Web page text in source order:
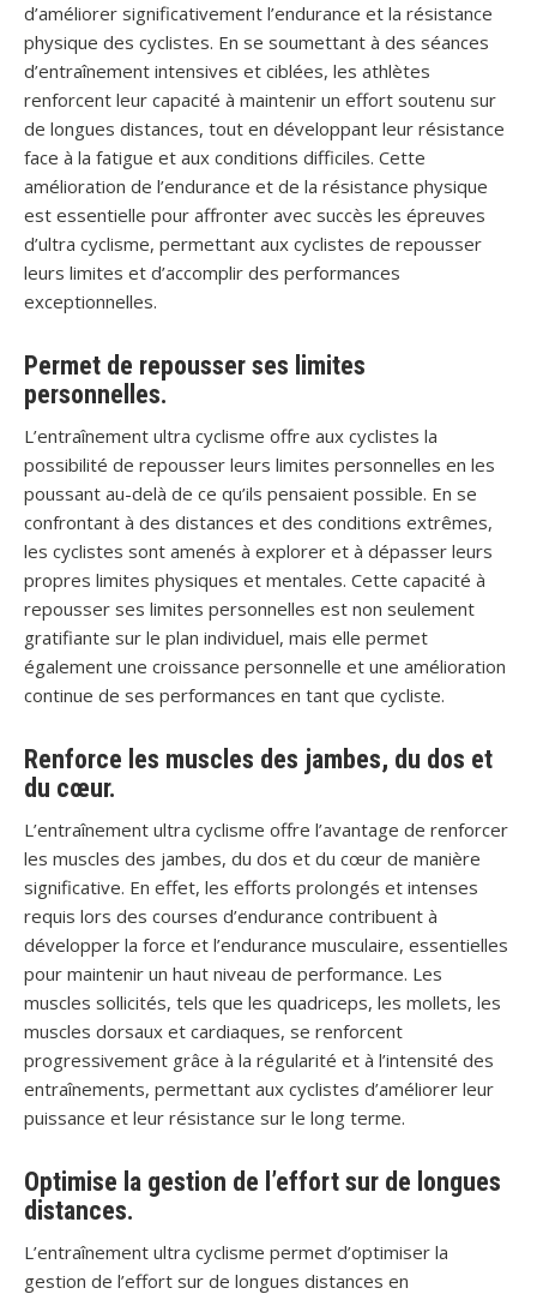
d’améliorer significativement l’endurance et la résistance
physique des cyclistes. En se soumettant à des séances
d’entraînement intensives et ciblées, les athlètes
renforcent leur capacité à maintenir un effort soutenu sur
de longues distances, tout en développant leur résistance
face à la fatigue et aux conditions difficiles. Cette
amélioration de l’endurance et de la résistance physique
est essentielle pour affronter avec succès les épreuves
d’ultra cyclisme, permettant aux cyclistes de repousser
leurs limites et d’accomplir des performances
exceptionnelles.
Permet de repousser ses limites
personnelles.
L’entraînement ultra cyclisme offre aux cyclistes la
possibilité de repousser leurs limites personnelles en les
poussant au-delà de ce qu’ils pensaient possible. En se
confrontant à des distances et des conditions extrêmes,
les cyclistes sont amenés à explorer et à dépasser leurs
propres limites physiques et mentales. Cette capacité à
repousser ses limites personnelles est non seulement
gratifiante sur le plan individuel, mais elle permet
également une croissance personnelle et une amélioration
continue de ses performances en tant que cycliste.
Renforce les muscles des jambes, du dos et
du cœur.
L’entraînement ultra cyclisme offre l’avantage de renforcer
les muscles des jambes, du dos et du cœur de manière
significative. En effet, les efforts prolongés et intenses
requis lors des courses d’endurance contribuent à
développer la force et l’endurance musculaire, essentielles
pour maintenir un haut niveau de performance. Les
muscles sollicités, tels que les quadriceps, les mollets, les
muscles dorsaux et cardiaques, se renforcent
progressivement grâce à la régularité et à l’intensité des
entraînements, permettant aux cyclistes d’améliorer leur
puissance et leur résistance sur le long terme.
Optimise la gestion de l’effort sur de longues
distances.
L’entraînement ultra cyclisme permet d’optimiser la
gestion de l’effort sur de longues distances en